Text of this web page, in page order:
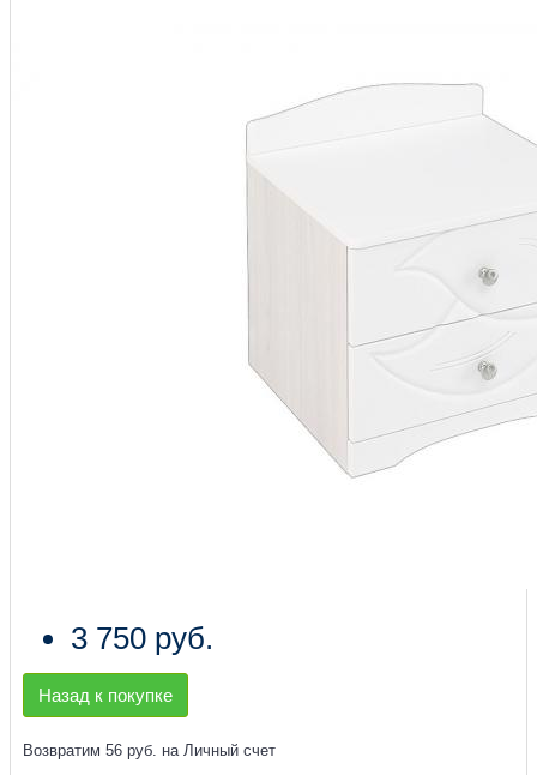
3 750 руб.
Назад к покупке
Возвратим 56 руб. на Личный счет